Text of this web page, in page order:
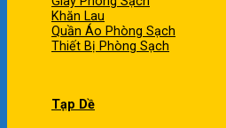
Khăn Lau
Quần Áo Phòng Sạch
Thiết Bị Phòng Sạch
Tạp Dề